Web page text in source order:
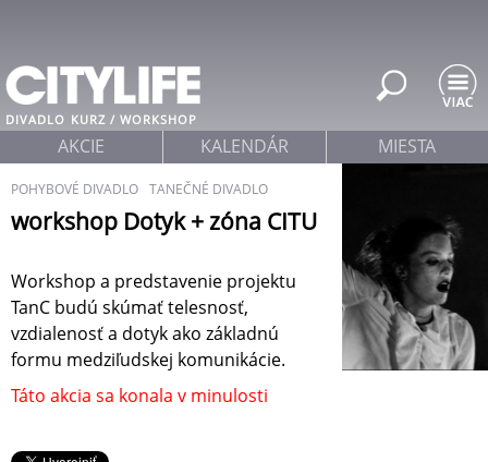
DIVADLO KURZ / WORKSHOP
POHYBOVÉ DIVADLO TANEČNÉ DIVADLO
workshop Dotyk + zóna CITU
Workshop a predstavenie projektu
TanC budú skúmať telesnosť,
vzdialenosť a dotyk ako základnú
formu medziľudskej komunikácie.
Táto akcia sa konala v minulosti
AKCIE KALENDÁR MIESTA